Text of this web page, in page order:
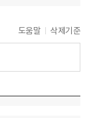
도움말 삭제기준